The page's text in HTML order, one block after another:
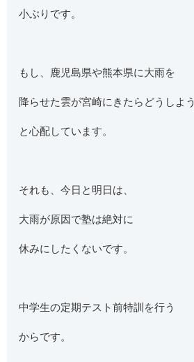
小ぶりです。
もし、鹿児島県や熊本県に大雨を
降らせた雲が宮崎にきたらどうしよう
と心配しています。
それも、今日と明日は、
大雨が原因で塾は絶対に
休みにしたくないです。
中学生の定期テスト前特訓を行う
からです。